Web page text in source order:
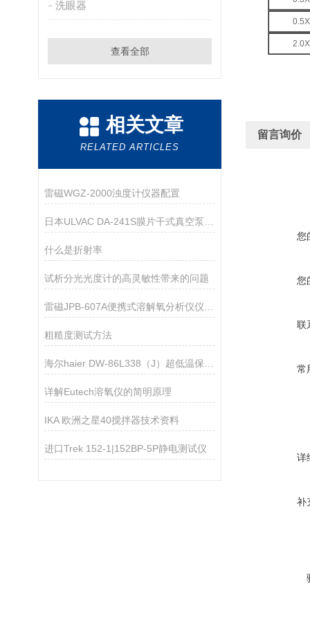
洗眼器
查看全部
相关文章
RELATED ARTICLES
雷磁WGZ-2000浊度计仪器配置
什么是折射率
试析分光光度计的高灵敏性带来的问题
粗糙度测试方法
详解Eutech溶氧仪的简明原理
IKA 欧洲之星40搅拌器技术资料
进口Trek 152-1|152BP-5P静电测试仪
0.5X
2.0X
留言询价
您
您
联
常
详
补